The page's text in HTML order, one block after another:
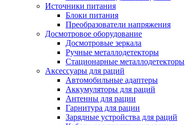
Источники питания
Блоки питания
Преобразователи напряжения
Досмотровое оборудование
Досмотровые зеркала
Ручные металлодетекторы
Стационарные металлодетекторы
Аксессуары для раций
Автомобильные адаптеры
Аккумуляторы для раций
Антенны для рации
Гарнитура для рации
Зарядные устройства для раций